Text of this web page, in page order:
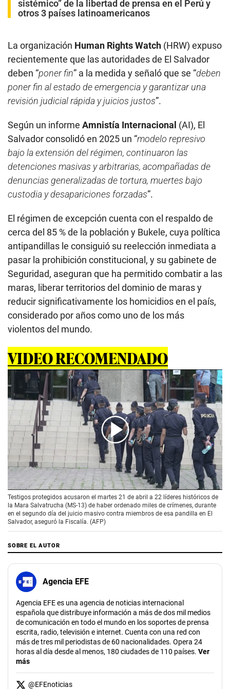
sistémico” de la libertad de prensa en el Perú y
otros 3 países latinoamericanos
La organización Human Rights Watch (HRW) expuso
recientemente que las autoridades de El Salvador
deben “poner fin” a la medida y señaló que se “deben
poner fin al estado de emergencia y garantizar una
revisión judicial rápida y juicios justos”.
Según un informe Amnistía Internacional (AI), El
Salvador consolidó en 2025 un “modelo represivo
bajo la extensión del régimen, continuaron las
detenciones masivas y arbitrarias, acompañadas de
denuncias generalizadas de tortura, muertes bajo
custodia y desapariciones forzadas”.
El régimen de excepción cuenta con el respaldo de
cerca del 85 % de la población y Bukele, cuya política
antipandillas le consiguió su reelección inmediata a
pasar la prohibición constitucional, y su gabinete de
Seguridad, aseguran que ha permitido combatir a las
maras, liberar territorios del dominio de maras y
reducir significativamente los homicidios en el país,
considerado por años como uno de los más
violentos del mundo.
VIDEO RECOMENDADO
00:00/01:45
Testigos protegidos acusaron el martes 21 de abril a 22 líderes históricos de
la Mara Salvatrucha (MS-13) de haber ordenado miles de crímenes, durante
en el segundo día del juicio masivo contra miembros de esa pandilla en El
Salvador, aseguró la Fiscalía. (AFP)
SOBRE EL AUTOR
Agencia EFE
Agencia EFE es una agencia de noticias internacional
española que distribuye información a más de dos mil medios
de comunicación en todo el mundo en los soportes de prensa
escrita, radio, televisión e internet. Cuenta con una red con
más de tres mil periodistas de 60 nacionalidades. Opera 24
horas al día desde al menos, 180 ciudades de 110 países. Ver
más
@EFEnoticias